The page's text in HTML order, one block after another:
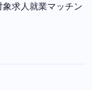
求人就業マッチン